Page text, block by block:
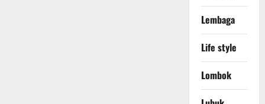
Lembaga
Life style
Lombok